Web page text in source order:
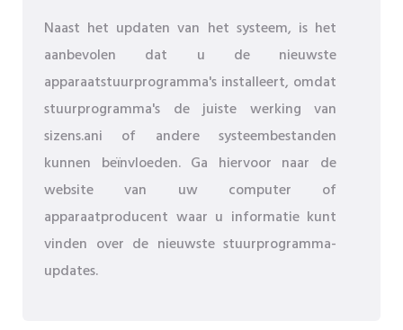
Naast het updaten van het systeem, is het
aanbevolen dat u de nieuwste
apparaatstuurprogramma's installeert, omdat
stuurprogramma's de juiste werking van
sizens.ani of andere systeembestanden
kunnen beïnvloeden. Ga hiervoor naar de
website van uw computer of
apparaatproducent waar u informatie kunt
vinden over de nieuwste stuurprogramma-
updates.